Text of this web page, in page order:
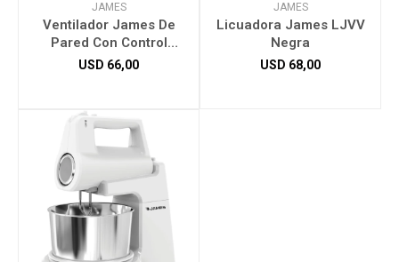
JAMES
Ventilador James De
Pared Con Control
VWJ16KR
USD 66,00
JAMES
Licuadora James LJVV
Negra
USD 68,00